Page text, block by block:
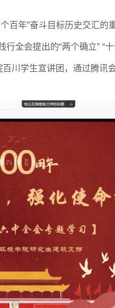
个百年”奋斗目标历史交汇的
全会提出的“两个确立” “
川学生宣讲团，通过腾讯